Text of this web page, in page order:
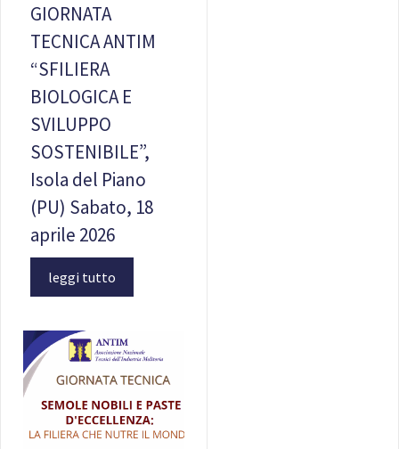
GIORNATA
TECNICA ANTIM
“SFILIERA
BIOLOGICA E
SVILUPPO
SOSTENIBILE”,
Isola del Piano
(PU) Sabato, 18
aprile 2026
leggi tutto